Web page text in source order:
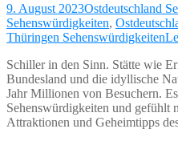
9. August 2023Ostdeutschland
Sehenswürdigkeiten,
Thüringen Sehenswürdigkeiten
Schiller in den Sinn. Stätte wie
Bundesland und die idyllische
Jahr Millionen von Besuchern.
Sehenswürdigkeiten und gefühlt
Attraktionen und Geheimtipps